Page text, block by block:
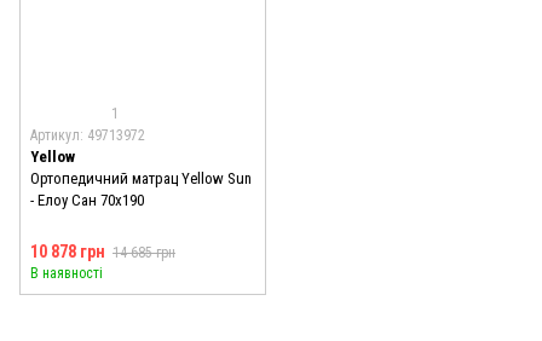
1
Артикул: 49713972
Yellow
Ортопедичний матрац Yellow Sun
- Елоу Сан 70x190
10 878 грн 14 685 грн
В наявності